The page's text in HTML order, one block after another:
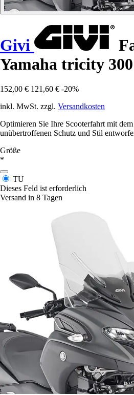
Givi
Yamaha tricity
152,00 € 121,60 € -20%
inkl. MwSt. zzgl. Versandkosten
Optimieren Sie Ihre Scooterfahrt mit
unübertroffenen Schutz und Stil
Größe
*
TU
Dieses Feld ist erforderlich
Versand in 8 Tagen